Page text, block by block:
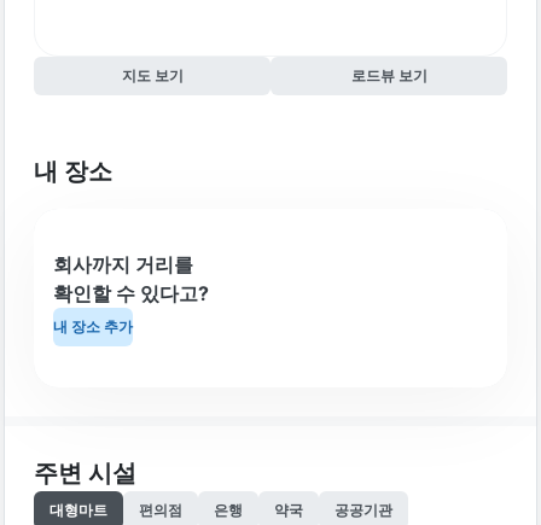
지도 보기 로드뷰 보기
내 장소
회사까지 거리를
확인할 수 있다고?
내 장소 추가
주변 시설
대형마트 편의점 은행 약국 공공기관